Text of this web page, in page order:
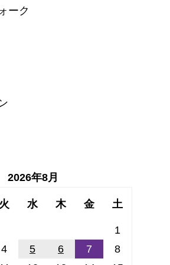
ーク
2026年8月
火 水 木 金 土
1
4 5 6 7
8